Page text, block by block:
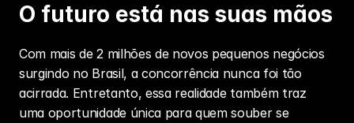
O futuro está nas suas mãos
Com mais de 2 milhões de novos pequenos negócios
surgindo no Brasil, a concorrência nunca foi tão
acirrada. Entretanto, essa realidade também traz
uma oportunidade única para quem souber se